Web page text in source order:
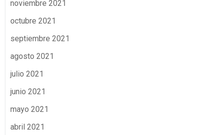
noviembre 2021
octubre 2021
septiembre 2021
agosto 2021
julio 2021
junio 2021
mayo 2021
abril 2021